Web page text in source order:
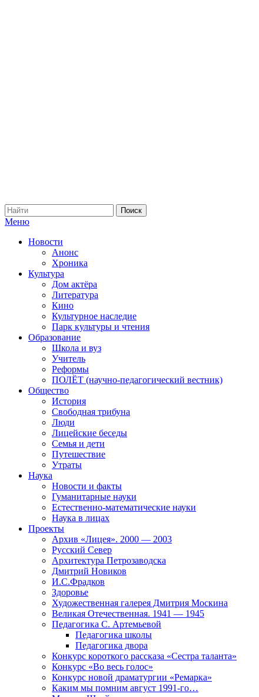
Меню
Новости
Анонс
Хроника
Культура
Дом актёра
Литература
Кино
Культурное наследие
Парк культуры и чтения
Образование
Школа и вуз
Учитель
Реформы
ПОЛЁТ (научно-педагогический вестник)
Общество
История
Свободная трибуна
Люди
Лицейские беседы
Семья и дети
Путешествие
Утраты
Наука
Новости и факты
Гуманитарные науки
Естественно-математические науки
Наука в лицах
Проекты
Архив «Лицея». 2000 — 2003
Русский Север
Архитектура Петрозаводска
Дмитрий Новиков
И.С.Фрадков
Здоровье
Художественная галерея Дмитрия Москина
Великая Отечественная. 1941 — 1945
Педагогика С. Артемьевой
Педагогика школы
Педагогика двора
Конкурс короткого рассказа «Сестра таланта»
Конкурс «Во весь голос»
Конкурс новой драматургии «Ремарка»
Каким мы помним август 1991-го…